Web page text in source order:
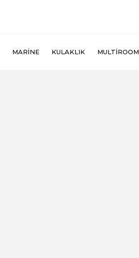
MARINE KULAKLIK MULTIROOM